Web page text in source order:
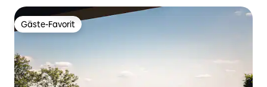
Gäste-Favorit
Gäste-Favorit